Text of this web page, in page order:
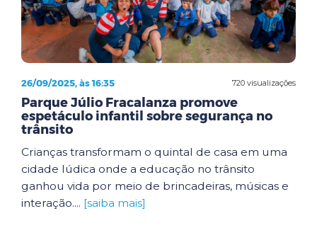
720 visualizações
26/09/2025, às 16:35
Parque Júlio Fracalanza promove
espetáculo infantil sobre segurança no
trânsito
Crianças transformam o quintal de casa em uma
cidade lúdica onde a educação no trânsito
ganhou vida por meio de brincadeiras, músicas e
interação.... [saiba mais]